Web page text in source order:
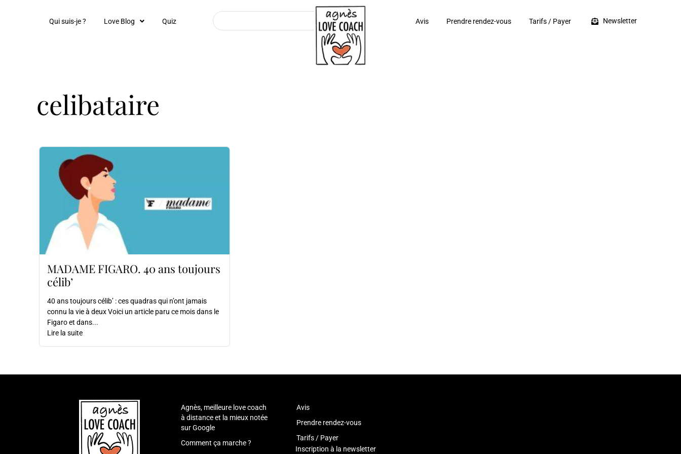
Qui suis-je ? Love Blog Quiz Avis Prendre rendez-vous Tarifs / Payer Newsletter
celibataire
MADAME FIGARO. 40 ans toujours
célib’
40 ans toujours célib’ : ces quadras qui n’ont jamais
connu la vie à deux Voici un article paru ce mois dans le
Figaro et dans...
Lire la suite
Agnès, meilleure love coach
à distance et la mieux notée
sur Google
Comment ça marche ?
Avis
Prendre rendez-vous
Tarifs / Payer
Inscription à la newsletter